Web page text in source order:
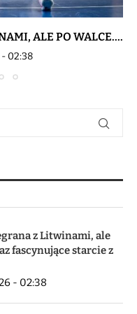
ALE PO WALCE....
02:38
z Litwinami, ale
fascynujące starcie z
- 02:38